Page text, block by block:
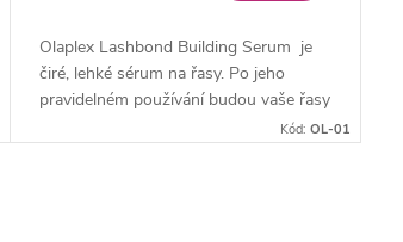
Olaplex Lashbond Building Serum je
čiré, lehké sérum na řasy. Po jeho
pravidelném používání budou vaše řasy
Kód: OL-01